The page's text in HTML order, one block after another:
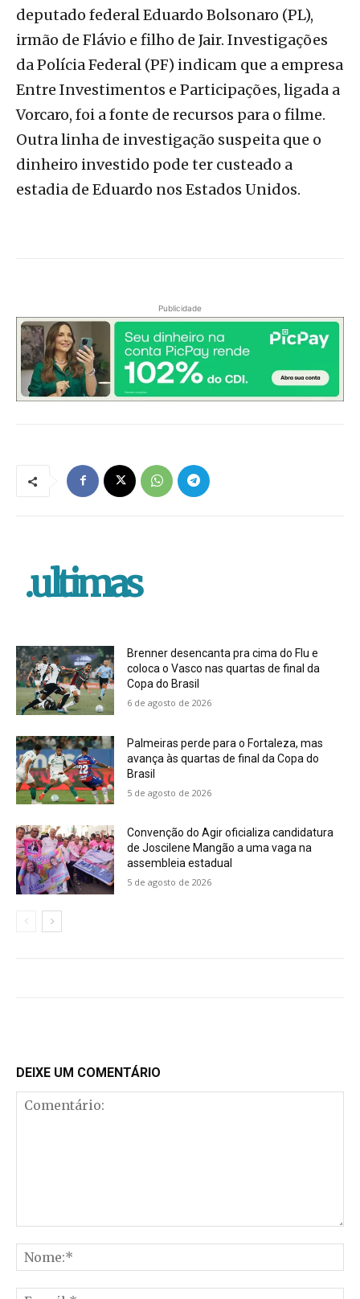
deputado federal Eduardo Bolsonaro (PL),
irmão de Flávio e filho de Jair. Investigações
da Polícia Federal (PF) indicam que a empresa
Entre Investimentos e Participações, ligada a
Vorcaro, foi a fonte de recursos para o filme.
Outra linha de investigação suspeita que o
dinheiro investido pode ter custeado a
estadia de Eduardo nos Estados Unidos.
Publicidade
.ultimas
Brenner desencanta pra cima do Flu e
coloca o Vasco nas quartas de final da
Copa do Brasil
6 de agosto de 2026
Palmeiras perde para o Fortaleza, mas
avança às quartas de final da Copa do
Brasil
5 de agosto de 2026
Convenção do Agir oficializa candidatura
de Joscilene Mangão a uma vaga na
assembleia estadual
5 de agosto de 2026
DEIXE UM COMENTÁRIO